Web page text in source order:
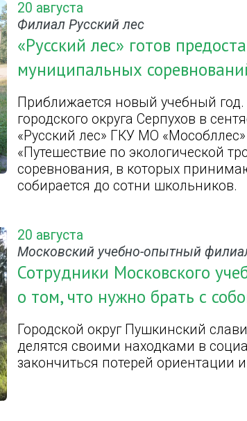
20 августа
Филиал Русский лес
«Русский лес» готов
муниципальных
Приближается новый учебный
городского округа Серпухов в
«Русский лес» ГКУ МО
«Путешествие по экологической
соревнования, в которых
собирается до сотни школьников.
20 августа
Московский учебно-опытный
Сотрудники Московского
о том, что нужно брать с
Городской округ Пушкинский
делятся своими находками в
закончиться потерей ориентации